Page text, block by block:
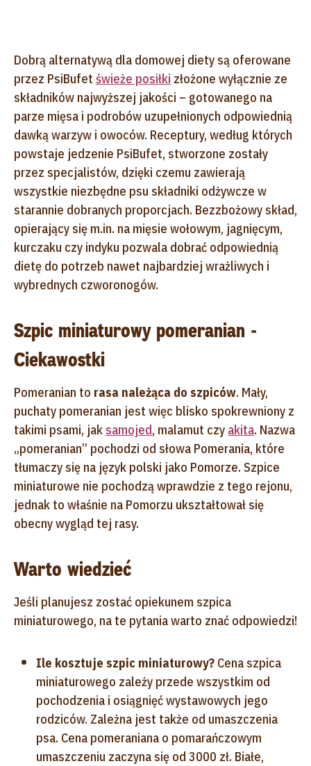
Dobrą alternatywą dla domowej diety są oferowane
przez PsiBufet świeże posiłki złożone wyłącznie ze
składników najwyższej jakości – gotowanego na
parze mięsa i podrobów uzupełnionych odpowiednią
dawką warzyw i owoców. Receptury, według których
powstaje jedzenie PsiBufet, stworzone zostały
przez specjalistów, dzięki czemu zawierają
wszystkie niezbędne psu składniki odżywcze w
starannie dobranych proporcjach. Bezzbożowy skład,
opierający się m.in. na mięsie wołowym, jagnięcym,
kurczaku czy indyku pozwala dobrać odpowiednią
dietę do potrzeb nawet najbardziej wrażliwych i
wybrednych czworonogów.
Szpic miniaturowy pomeranian -
Ciekawostki
Pomeranian to rasa należąca do szpiców. Mały,
puchaty pomeranian jest więc blisko spokrewniony z
takimi psami, jak samojed, malamut czy akita. Nazwa
„pomeranian” pochodzi od słowa Pomerania, które
tłumaczy się na język polski jako Pomorze. Szpice
miniaturowe nie pochodzą wprawdzie z tego rejonu,
jednak to właśnie na Pomorzu ukształtował się
obecny wygląd tej rasy.
Warto wiedzieć
Jeśli planujesz zostać opiekunem szpica
miniaturowego, na te pytania warto znać odpowiedzi!
Ile kosztuje szpic miniaturowy? Cena szpica
miniaturowego zależy przede wszystkim od
pochodzenia i osiągnięć wystawowych jego
rodziców. Zależna jest także od umaszczenia
psa. Cena pomeraniana o pomarańczowym
umaszczeniu zaczyna się od 3000 zł. Białe,